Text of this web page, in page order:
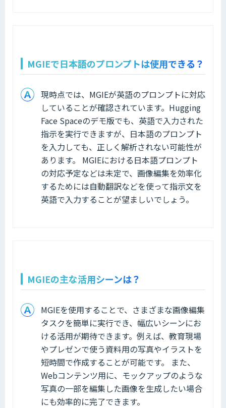
MGIEで日本語のプロンプトは使用できる？
現時点では、MGIEが英語のプロンプトに対応
していることが確認されています。Hugging
Face Spaceのデモ版でも、英語で入力された
指示を実行できますが、日本語のプロンプト
を入力しても、正しく解析されない可能性が
あります。 MGIEにおける日本語プロンプト
の対応予定などは未定で、画像編集を効率化
するためには自動翻訳などを使って指示文を
英語で入力することが望ましいでしょう。
MGIEの主な活用シーンは？
MGIEを使用することで、さまざまな画像編集
タスクを簡単に実行でき、幅広いシーンにお
ける活用が期待できます。例えば、教育現場
やプレゼンで使う資料用の写真やイラストを
短時間で作成することが可能です。 また、
Webコンテンツ用に、モックアップのような
写真の一部を編集した画像を生成したい場合
にも効率的に完了できます。